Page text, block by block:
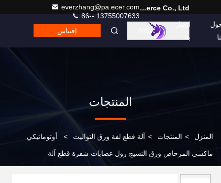
Hefei Purple Horn E-Commerce Co., Ltd.
everzhang@pa.ecer.com
86-- 13755007633
اتصل
بنا
Arabic إقتباس
المنتجات
المنزل > المنتجات > آلة قطع لفة ورق التواليت > أوتوماتيكي
ماكسي المرحاض ورق النسيج رول عصابات شفرة قطع آلة